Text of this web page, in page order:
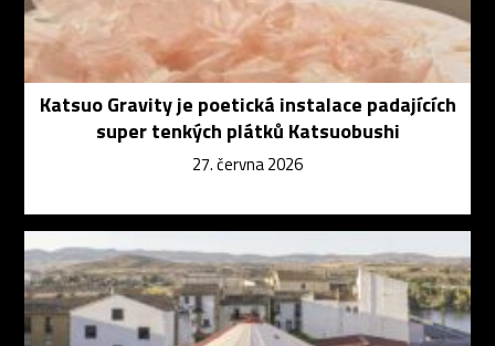
Katsuo Gravity je poetická instalace padajících
super tenkých plátků Katsuobushi
27. června 2026